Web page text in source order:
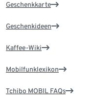
Geschenkkarte
Geschenkideen
Kaffee-Wiki
Mobilfunklexikon
Tchibo MOBIL FAQs